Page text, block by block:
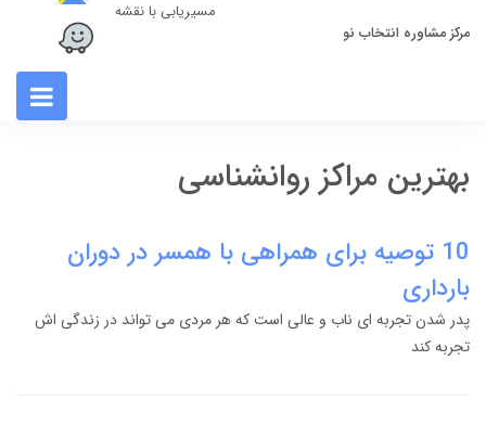
مرکز مشاوره انتخاب نو
مسیریابی با نقشه
بهترین مراکز روانشناسی
10 توصیه برای همراهی با همسر در دوران
بارداری
پدر شدن تجربه ای ناب و عالی است که هر مردی می تواند در زندگی اش
تجربه کند